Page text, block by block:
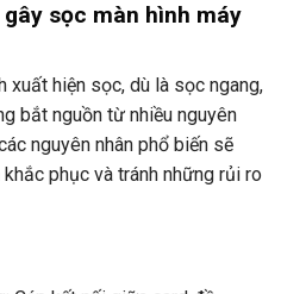
sọc màn hình máy
xuất hiện sọc, dù là sọc ngang,
bắt nguồn từ nhiều nguyên
nguyên nhân phổ biến sẽ
phục và tránh những rủi ro